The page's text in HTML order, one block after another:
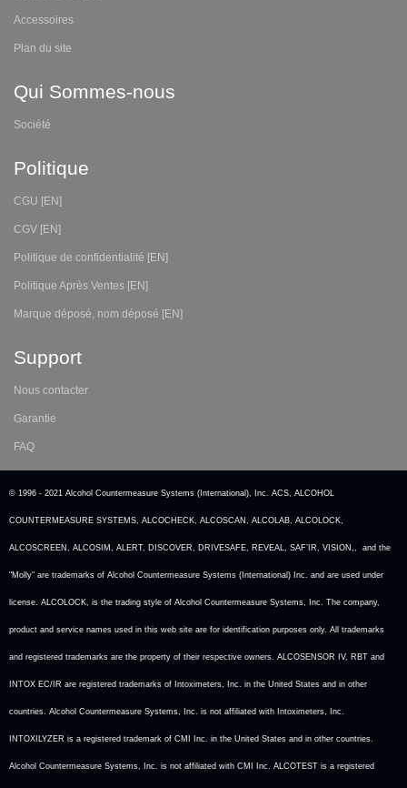
Accessoires
Plan du site
Qui Sommes-nous
Société
Politique
CGU [EN]
CGV [EN]
Politique de confidentialité [EN]
Politique Après Ventes [EN]
Marque déposé, nom déposé [EN]
Support
Nous contacter
Garantie
FAQ
© 1996 - 2021 Alcohol Countermeasure Systems (International), Inc. ACS, ALCOHOL
COUNTERMEASURE SYSTEMS, ALCOCHECK, ALCOSCAN, ALCOLAB, ALCOLOCK,
ALCOSCREEN, ALCOSIM, ALERT, DISCOVER, DRIVESAFE, REVEAL, SAF’IR, VISION,, and the
"Molly" are trademarks of Alcohol Countermeasure Systems (International) Inc. and are used under
license. ALCOLOCK, is the trading style of Alcohol Countermeasure Systems, Inc. The company,
product and service names used in this web site are for identification purposes only. All trademarks
and registered trademarks are the property of their respective owners. ALCOSENSOR IV, RBT and
INTOX EC/IR are registered trademarks of Intoximeters, Inc. in the United States and in other
countries. Alcohol Countermeasure Systems, Inc. is not affiliated with Intoximeters, Inc.
INTOXILYZER is a registered trademark of CMI Inc. in the United States and in other countries.
Alcohol Countermeasure Systems, Inc. is not affiliated with CMI Inc. ALCOTEST is a registered